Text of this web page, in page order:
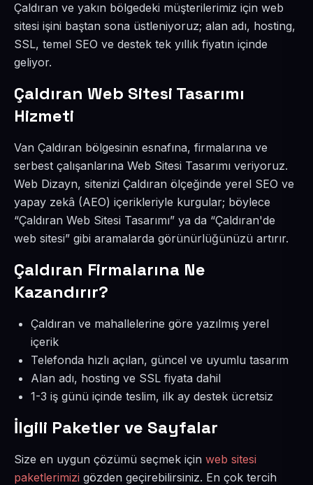
Çaldıran ve yakın bölgedeki müşterilerimiz için web
sitesi işini baştan sona üstleniyoruz; alan adı, hosting,
SSL, temel SEO ve destek tek yıllık fiyatın içinde
geliyor.
Çaldıran Web Sitesi Tasarımı
Hizmeti
Van Çaldıran bölgesinin esnafına, firmalarına ve
serbest çalışanlarına Web Sitesi Tasarımı veriyoruz.
Web Dizayn, sitenizi Çaldıran ölçeğinde yerel SEO ve
yapay zekâ (AEO) içerikleriyle kurgular; böylece
“Çaldıran Web Sitesi Tasarımı” ya da “Çaldıran'de
web sitesi” gibi aramalarda görünürlüğünüzü artırır.
Çaldıran Firmalarına Ne
Kazandırır?
Çaldıran ve mahallelerine göre yazılmış yerel
içerik
Telefonda hızlı açılan, güncel ve uyumlu tasarım
Alan adı, hosting ve SSL fiyata dahil
1-3 iş günü içinde teslim, ilk ay destek ücretsiz
İlgili Paketler ve Sayfalar
Size en uygun çözümü seçmek için web sitesi
paketlerimizi gözden geçirebilirsiniz. En çok tercih